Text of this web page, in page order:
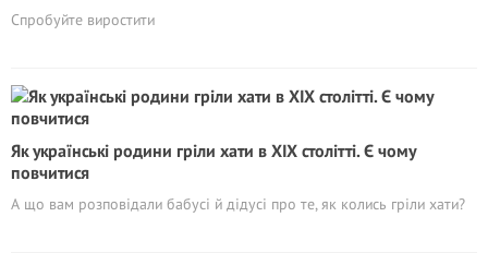
Спробуйте виростити
Як українські родини гріли хати в ХІХ столітті. Є чому
повчитися
А що вам розповідали бабусі й дідусі про те, як колись гріли хати?